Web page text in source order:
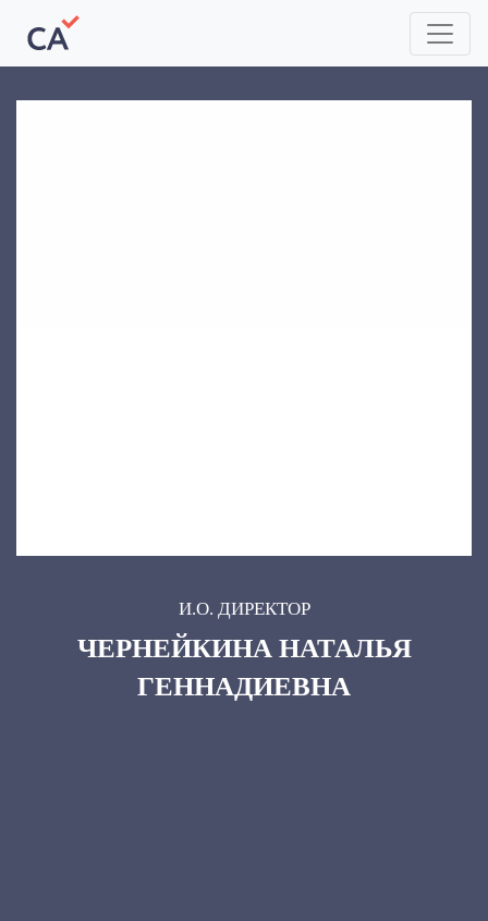
И.О. ДИРЕКТОР
ЧЕРНЕЙКИНА НАТАЛЬЯ
ГЕННАДИЕВНА